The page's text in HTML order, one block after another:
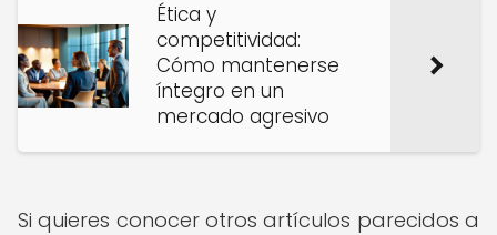
Ética y
competitividad:
Cómo mantenerse
íntegro en un
mercado agresivo
Si quieres conocer otros artículos parecidos a